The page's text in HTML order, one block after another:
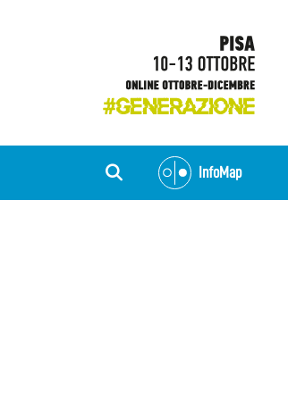
InfoMap